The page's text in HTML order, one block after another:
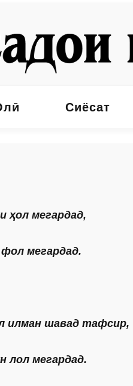
Сиёсат
ҳол мегардад,
мегардад.
илман шавад тафсир,
лол мегардад.